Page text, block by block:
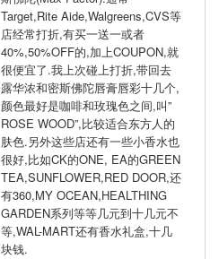
Target,Rite Aide,Walgreens,CVS等
店经常打折,有买一送一或者
40%,50%OFF的,加上COUPON,就
很便宜了.我上次碰上打折,带回去
露华浓和密斯佛陀唇膏唇彩十几个,
颜色最好是咖啡和玫瑰色之间,叫”
ROSE WOOD”,比较适合东方人的
肤色.另外这些店还有一些小香水也
很好,比如CK的ONE, EA的GREEN
TEA,SUNFLOWER,RED DOOR,还
有360,MY OCEAN,HEALTHING
GARDEN系列等等几元到十几元不
等,WAL-MART还有香水礼盒,十几
块钱.